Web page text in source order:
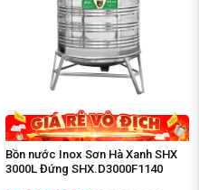
Bồn nước Inox Sơn Hà Xanh SHX
3000L Đứng SHX.D3000F1140